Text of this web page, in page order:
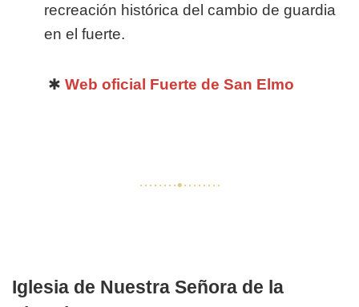
recreación histórica del cambio de guardia
en el fuerte.
✱ Web oficial Fuerte de San Elmo
········•········
Iglesia de Nuestra Señora de la